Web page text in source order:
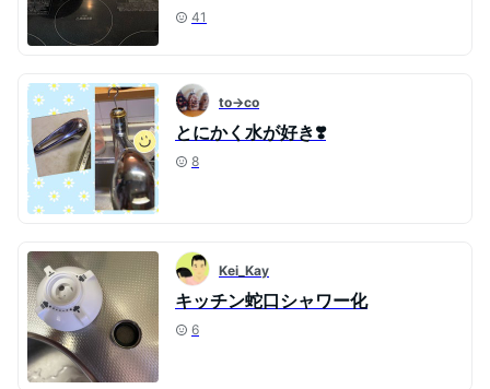
41
to→co
とにかく水が好き❣️
8
Kei_Kay
キッチン蛇口シャワー化
6